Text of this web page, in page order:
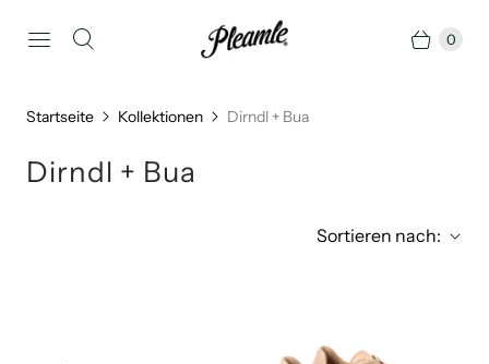
0
Startseite Kollektionen Dirndl + Bua
Dirndl + Bua
Sortieren nach: